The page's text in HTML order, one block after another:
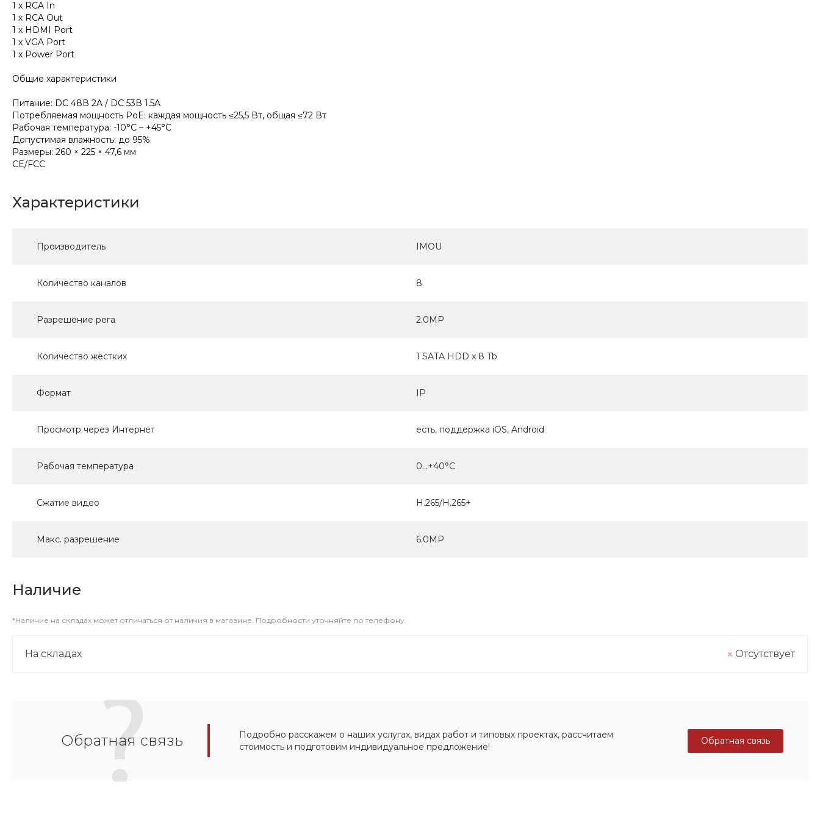
1 x RCA In
1 x RCA Out
1 x HDMI Port
1 x VGA Port
1 x Power Port
Общие характеристики
Питание: DC 48В 2A / DC 53В 1.5A
Потребляемая мощность PoE: каждая мощность ≤25,5 Вт, общая ≤72 Вт
Рабочая температура: -10°C – +45°C
Допустимая влажность: до 95%
Размеры: 260 × 225 × 47,6 мм
CE/FCC
Характеристики
Производитель IMOU
Количество каналов 8
Разрешение рега 2.0MP
Количество жестких 1 SATA HDD x 8 Tb
Формат IP
Просмотр через Интернет есть, поддержка iOS, Android
Рабочая температура 0...+40°С
Сжатие видео H.265/H.265+
Макс. разрешение 6.0МР
Наличие
*Наличие на складах может отличаться от наличия в магазине. Подробности уточняйте по телефону.
На складах Отсутствует
Обратная связь
Подробно расскажем о наших услугах, видах работ и типовых проектах, рассчитаем
стоимость и подготовим индивидуальное предложение!
Обратная связь